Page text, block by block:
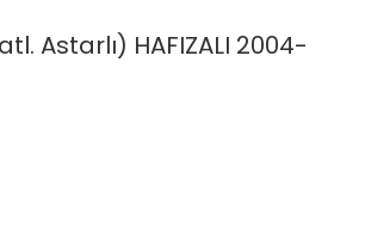
Astarlı) HAFIZALI 2004-